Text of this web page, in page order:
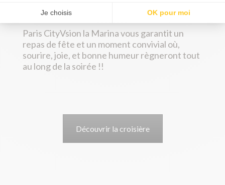
innombrables monuments.
Paris CityVsion la Marina vous garantit un
repas de fête et un moment convivial où,
sourire, joie, et bonne humeur règneront tout
au long de la soirée !!
Découvrir la croisière